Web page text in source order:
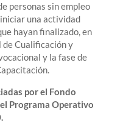
personas sin empleo
una actividad
hayan finalizado, en
Cualificación y
y la fase de
por el Fondo
Programa Operativo